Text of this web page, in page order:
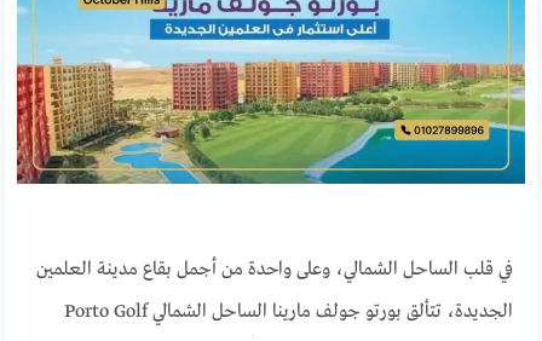
في قلب الساحل الشمالي، وعلى واحدة من أجمل بقاع مدينة العلمين
الجديدة، تتألق بورتو جولف مارينا الساحل الشمالي Porto Golf